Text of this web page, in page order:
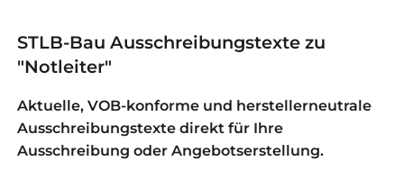
STLB-Bau Ausschreibungstexte zu
"Notleiter"
Aktuelle, VOB-konforme und herstellerneutrale
Ausschreibungstexte direkt für Ihre
Ausschreibung oder Angebotserstellung.